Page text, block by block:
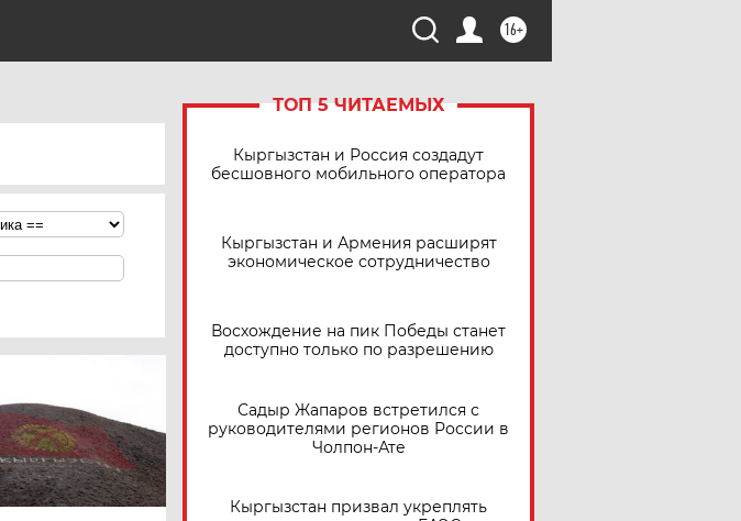
16+
ТОП 5 ЧИТАЕМЫХ
Кыргызстан и Россия создадут
бесшовного мобильного оператора
Кыргызстан и Армения расширят
экономическое сотрудничество
Восхождение на пик Победы станет
доступно только по разрешению
Садыр Жапаров встретился с
руководителями регионов России в
Чолпон-Ате
Кыргызстан призвал укреплять